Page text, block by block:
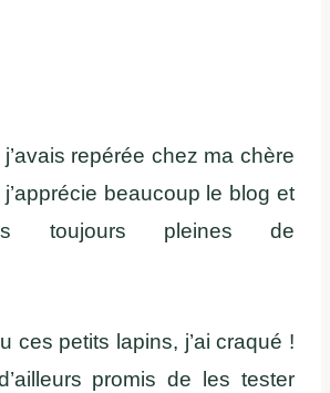
repérée chez ma chère
beaucoup le blog et
toujours pleines de
ces petits lapins, j’ai craqué !
promis de les tester